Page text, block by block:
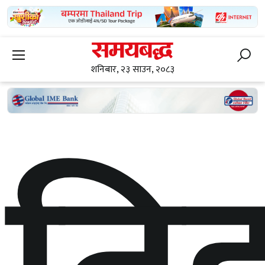
शनिबार, २३ साउन, २०८३